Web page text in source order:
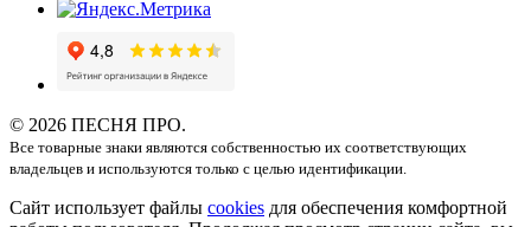
© 2026 ПЕСНЯ ПРО.
Все товарные знаки являются собственностью их соответствующих
владельцев и используются только с целью идентификации.
Сайт использует файлы cookies для обеспечения комфортной